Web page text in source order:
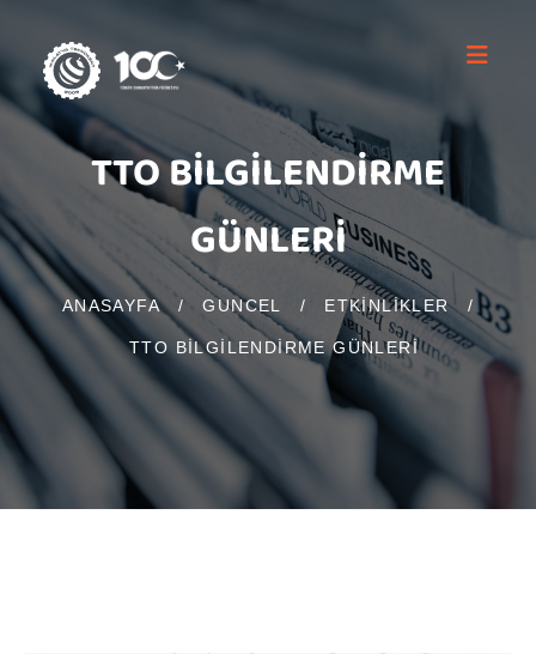
TTO BİLGİLENDİRME
GÜNLERİ
ANASAYFA / GUNCEL / ETKINLIKLER /
TTO BİLGİLENDİRME GÜNLERİ